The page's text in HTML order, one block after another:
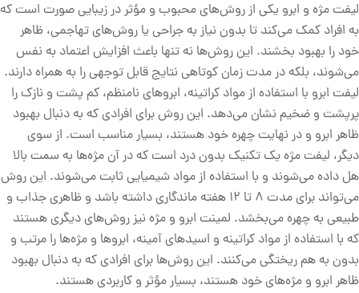
لیفت مژه و ابرو یکی از روش‌های محبوب و مؤثر در زیبایی صورت است که
به افراد کمک می‌کند تا بدون نیاز به جراحی یا روش‌های تهاجمی، ظاهر
خود را بهبود بخشند. این روش‌ها نه تنها باعث افزایش اعتماد به نفس
می‌شوند، بلکه در مدت زمان کوتاهی نتایج قابل توجهی را به همراه دارند.
لیفت ابرو با استفاده از مواد کراتینه، ابروهای نامنظم، کم پشت و نازک را
پرپشت و ضخیم نشان می‌دهد. این روش برای افرادی که به دنبال بهبود
ظاهر ابرو و در نهایت چهره خود هستند، بسیار مناسب است. از سوی
دیگر، لیفت مژه یک تکنیک بدون درد است که در آن مژه‌ها به سمت بالا
هل داده می‌شوند و با استفاده از مواد شیمیایی ثابت می‌شوند. این روش
می‌تواند برای مدت 8 تا 12 هفته ماندگاری داشته باشد و ظاهری جذاب و
طبیعی به چهره می‌بخشد. لمینت ابرو و مژه نیز روش‌های دیگری هستند
که با استفاده از مواد کراتینه و اسید‌های آمینه، ابروها و مژه‌ها را مرتب و
بدون به هم ریختگی می‌کنند. این روش‌ها برای افرادی که به دنبال بهبود
ظاهر ابرو و مژه‌های خود هستند، بسیار مؤثر و کاربردی هستند.